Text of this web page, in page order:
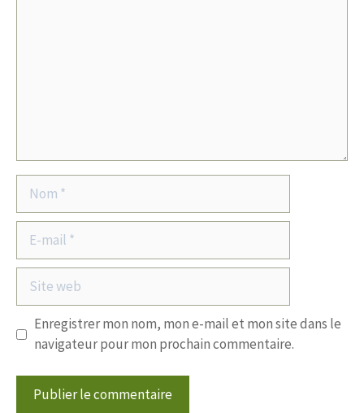
mail
Site
web
Enregistrer mon nom, mon e-mail et mon site dans le
navigateur pour mon prochain commentaire.